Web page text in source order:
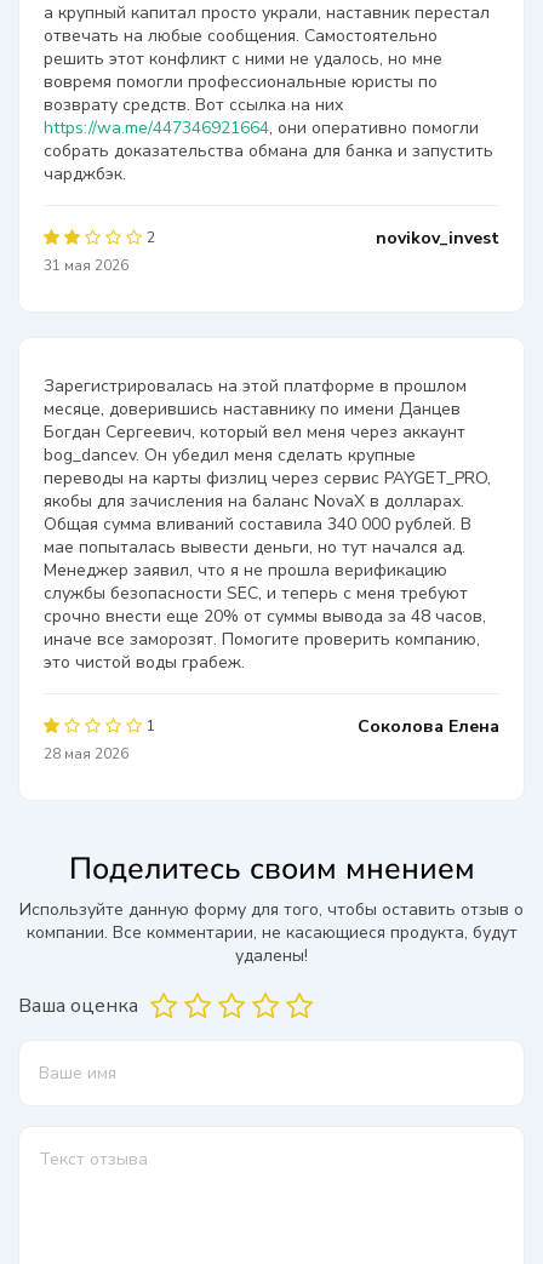
а крупный капитал просто украли, наставник перестал
отвечать на любые сообщения. Самостоятельно
решить этот конфликт с ними не удалось, но мне
вовремя помогли профессиональные юристы по
возврату средств. Вот ссылка на них
https://wa.me/447346921664, они оперативно помогли
собрать доказательства обмана для банка и запустить
чарджбэк.
2
31 мая 2026
novikov_invest
Зарегистрировалась на этой платформе в прошлом
месяце, доверившись наставнику по имени Данцев
Богдан Сергеевич, который вел меня через аккаунт
bog_dancev. Он убедил меня сделать крупные
переводы на карты физлиц через сервис PAYGET_PRO,
якобы для зачисления на баланс NovaX в долларах.
Общая сумма вливаний составила 340 000 рублей. В
мае попыталась вывести деньги, но тут начался ад.
Менеджер заявил, что я не прошла верификацию
службы безопасности SEC, и теперь с меня требуют
срочно внести еще 20% от суммы вывода за 48 часов,
иначе все заморозят. Помогите проверить компанию,
это чистой воды грабеж.
1
28 мая 2026
Соколова Елена
Поделитесь своим мнением
Используйте данную форму для того, чтобы оставить отзыв о
компании. Все комментарии, не касающиеся продукта, будут
удалены!
Ваша оценка